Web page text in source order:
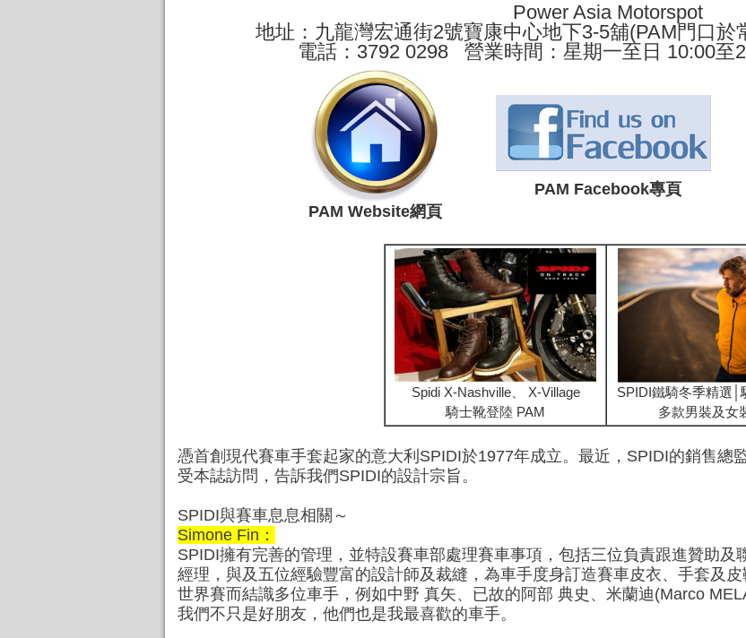
Power Asia Motorspot
地址：九龍灣宏通街2號寶康中心地下3-5舖(PAM門口於
電話：3792 0298 營業時間：星期一至日 10:00至
PAM Website網頁
PAM Facebook專頁
Spidi X-Nashville、 X-Village
騎士靴登陸 PAM
SPIDI鐵騎冬季精選│
多款男裝及女
憑首創現代賽車手套起家的意大利SPIDI於1977年成立。最近，SPIDI的銷售
受本誌訪問，告訴我們SPIDI的設計宗旨。
SPIDI與賽車息息相關～
Simone Fin：
SPIDI擁有完善的管理，並特設賽車部處理賽車事項，包括三位負責跟進贊助及
經理，與及五位經驗豐富的設計師及裁縫，為車手度身訂造賽車皮衣、手套及
世界賽而結識多位車手，例如中野 真矢、已故的阿部 典史、米蘭迪(Marco
我們不只是好朋友，他們也是我最喜歡的車手。